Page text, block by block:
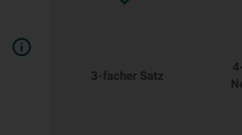
3-facher Satz